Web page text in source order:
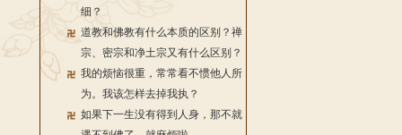
细？
道教和佛教有什么本质的区别？禅
宗、密宗和净土宗又有什么区别？
我的烦恼很重，常常看不惯他人所
为。我该怎样去掉我执？
如果下一生没有得到人身，那不就